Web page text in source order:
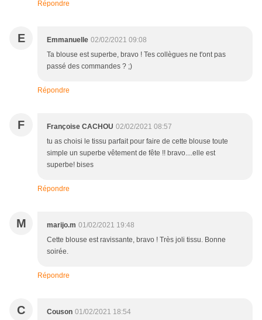
Répondre
E Emmanuelle 02/02/2021 09:08
Ta blouse est superbe, bravo ! Tes collègues ne t'ont pas
passé des commandes ? ;)
Répondre
F Françoise CACHOU 02/02/2021 08:57
tu as choisi le tissu parfait pour faire de cette blouse toute
simple un superbe vêtement de fête !! bravo....elle est
superbe! bises
Répondre
M marijo.m 01/02/2021 19:48
Cette blouse est ravissante, bravo ! Très joli tissu. Bonne
soirée.
Répondre
C Couson 01/02/2021 18:54